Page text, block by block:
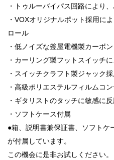
・トゥルーバイパス回路により
・VOXオリジナルポット採用に
ロール
・低ノイズな釜屋電機製カーボ
・カーリング製フットスイッチ
・スイッチクラフト製ジャック
・高級ポリエステルフィルムコ
・ギタリストのタッチに敏感に
・ソフトケース付属
●箱、説明書兼保証書、ソフトケ
が付属しています。
この機会に是非お試しください。